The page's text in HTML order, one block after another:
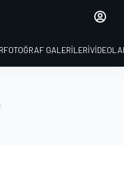
FOTOĞRAF GALERILERI